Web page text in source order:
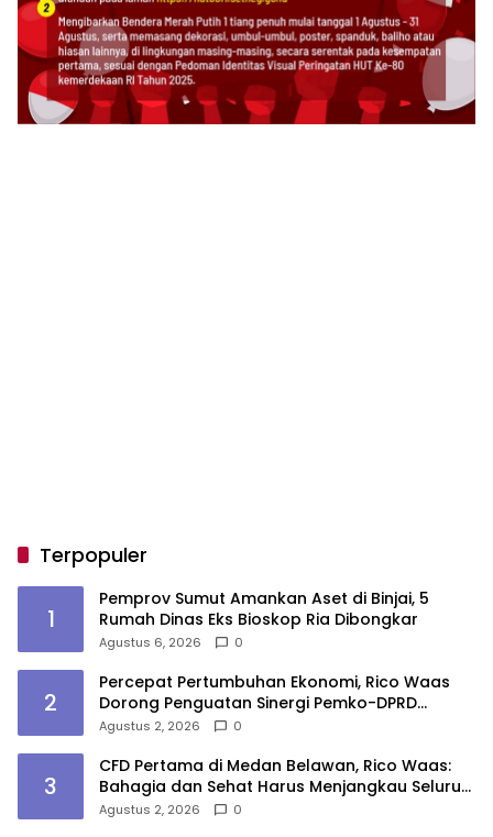
Terpopuler
1
Pemprov Sumut Amankan Aset di Binjai, 5
Rumah Dinas Eks Bioskop Ria Dibongkar
Agustus 6, 2026 0
2
Percepat Pertumbuhan Ekonomi, Rico Waas
Dorong Penguatan Sinergi Pemko-DPRD
Medan
Agustus 2, 2026 0
3
CFD Pertama di Medan Belawan, Rico Waas:
Bahagia dan Sehat Harus Menjangkau Seluruh
Sudut Kota Medan
Agustus 2, 2026 0